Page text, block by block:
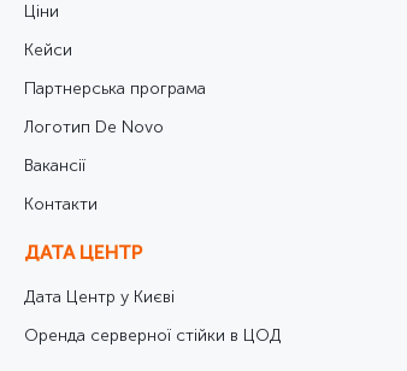
Ціни
Кейси
Партнерська програма
Логотип De Novo
Вакансії
Контакти
ДАТА ЦЕНТР
Дата Центр у Києві
Оренда серверної стійки в ЦОД